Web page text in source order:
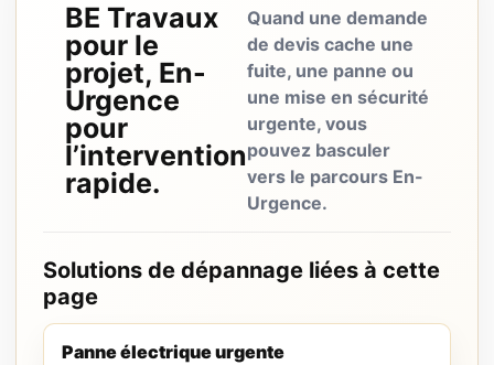
BE Travaux
pour le
projet, En-
Urgence
pour
l’intervention
rapide.
Quand une demande
de devis cache une
fuite, une panne ou
une mise en sécurité
urgente, vous
pouvez basculer
vers le parcours En-
Urgence.
Solutions de dépannage liées à cette
page
Panne électrique urgente